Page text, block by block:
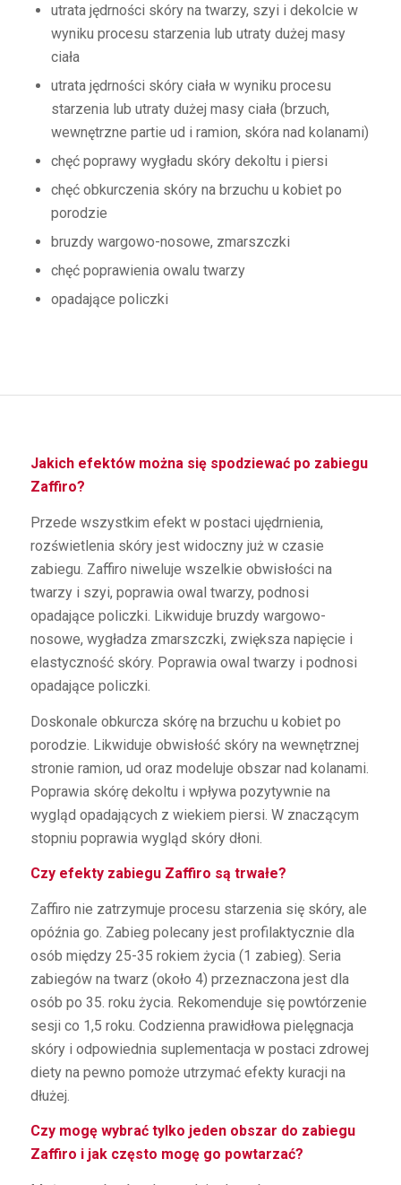
utrata jędrności skóry na twarzy, szyi i dekolcie w
wyniku procesu starzenia lub utraty dużej masy
ciała
utrata jędrności skóry ciała w wyniku procesu
starzenia lub utraty dużej masy ciała (brzuch,
wewnętrzne partie ud i ramion, skóra nad kolanami)
chęć poprawy wygładu skóry dekoltu i piersi
chęć obkurczenia skóry na brzuchu u kobiet po
porodzie
bruzdy wargowo-nosowe, zmarszczki
chęć poprawienia owalu twarzy
opadające policzki
Jakich efektów można się spodziewać po zabiegu
Zaffiro?
Przede wszystkim efekt w postaci ujędrnienia,
rozświetlenia skóry jest widoczny już w czasie
zabiegu. Zaffiro niweluje wszelkie obwisłości na
twarzy i szyi, poprawia owal twarzy, podnosi
opadające policzki. Likwiduje bruzdy wargowo-
nosowe, wygładza zmarszczki, zwiększa napięcie i
elastyczność skóry. Poprawia owal twarzy i podnosi
opadające policzki.
Doskonale obkurcza skórę na brzuchu u kobiet po
porodzie. Likwiduje obwisłość skóry na wewnętrznej
stronie ramion, ud oraz modeluje obszar nad kolanami.
Poprawia skórę dekoltu i wpływa pozytywnie na
wygląd opadających z wiekiem piersi. W znaczącym
stopniu poprawia wygląd skóry dłoni.
Czy efekty zabiegu Zaffiro są trwałe?
Zaffiro nie zatrzymuje procesu starzenia się skóry, ale
opóźnia go. Zabieg polecany jest profilaktycznie dla
osób między 25-35 rokiem życia (1 zabieg). Seria
zabiegów na twarz (około 4) przeznaczona jest dla
osób po 35. roku życia. Rekomenduje się powtórzenie
sesji co 1,5 roku. Codzienna prawidłowa pielęgnacja
skóry i odpowiednia suplementacja w postaci zdrowej
diety na pewno pomoże utrzymać efekty kuracji na
dłużej.
Czy mogę wybrać tylko jeden obszar do zabiegu
Zaffiro i jak często mogę go powtarzać?